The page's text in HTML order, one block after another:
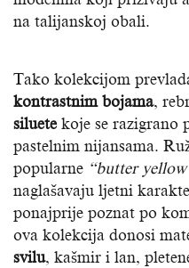
na talijanskoj obali.
Tako kolekcijom
kontrastnim bojama,
siluetekoje se razigrano
pastelnim nijansama.
popularne “butter
naglašavaju ljetni
ponajprije poznat po
ova kolekcija donosi
svilu, kašmir i lan,